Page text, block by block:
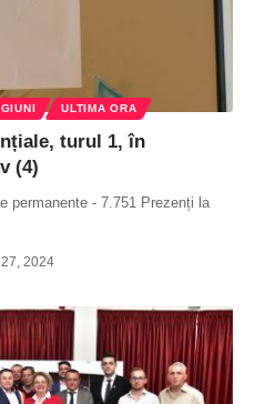
ULTIMA ORA
turul 1, în
(4)
permanente - 7.751 Prezenți la
2024